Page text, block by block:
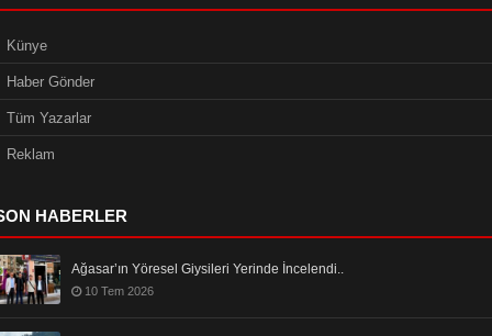
Künye
Haber Gönder
Tüm Yazarlar
Reklam
HABERLER
Ağasar’ın Yöresel Giysileri Yerinde İncelendi..
10 Tem 2026